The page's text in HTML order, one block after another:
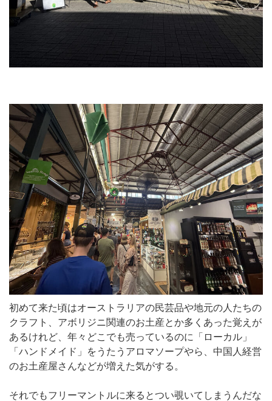
初めて来た頃はオーストラリアの民芸品や地元の人たちの
クラフト、アボリジニ関連のお土産とか多くあった覚えが
あるけれど、年々どこでも売っているのに「ローカル」
「ハンドメイド」をうたうアロマソープやら、中国人経営
のお土産屋さんなどが増えた気がする。
それでもフリーマントルに来るとつい覗いてしまうんだな